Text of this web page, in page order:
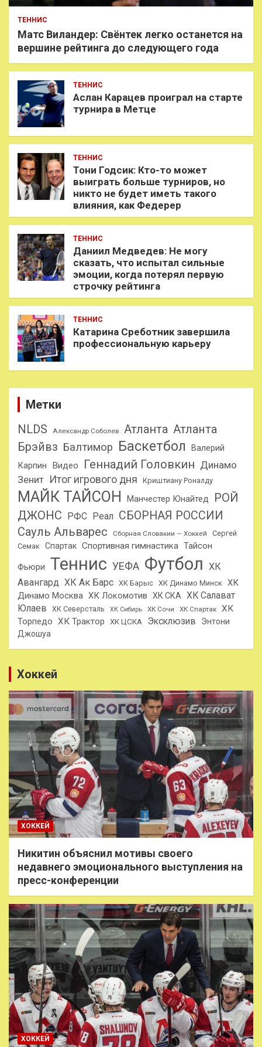
ТЕННИС
Матс Виландер: Свёнтек легко останется на
вершине рейтинга до следующего года
ТЕННИС
Аслан Карацев проиграл на старте
турнира в Метце
ТЕННИС
Тони Годсик: Кто-то может
выиграть больше турниров, но
никто не будет иметь такого
влияния, как Федерер
ТЕННИС
Даниил Медведев: Не могу
сказать, что испытал сильные
эмоции, когда потерял первую
строчку рейтинга
ТЕННИС
Катарина Среботник завершила
профессиональную карьеру
Метки
NLDS
Александр Соболев Атланта Атланта
Брэйвз Балтимор Баскетбол
Валерий
Карпин
Видео Геннадий Головкин Динамо
Зенит Итог игрового дня Криштиану Роналду
МАЙК ТАЙСОН Манчестер Юнайтед
РОЙ
ДЖОНС РФС Реал СБОРНАЯ РОССИИ
Сауль Альварес Сборная Словакии — Хоккей
Сергей
Семак
Спартак Спортивная гимнастика Тайсон
Фьюри Теннис УЕФА Футбол ХК
Авангард ХК Ак Барс ХК Барыс ХК Динамо Минск
ХК
Динамо Москва ХК Локомотив ХК СКА
ХК Салават
Юлаев
ХК Северсталь ХК Сибирь ХК Сочи ХК Спартак
ХК
Торпедо ХК Трактор ХК ЦСКА Эксклюзив
Энтони
Джошуа
Хоккей
ХОККЕЙ
Никитин объяснил мотивы своего
недавнего эмоционального выступления на
пресс-конференции
ХОККЕЙ